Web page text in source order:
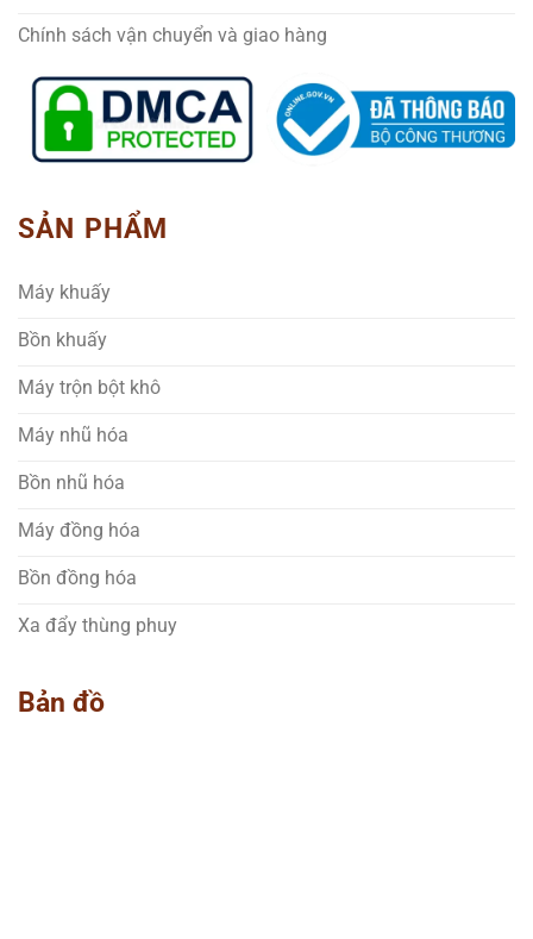
Chính sách vận chuyển và giao hàng
SẢN PHẨM
Máy khuấy
Bồn khuấy
Máy trộn bột khô
Máy nhũ hóa
Bồn nhũ hóa
Máy đồng hóa
Bồn đồng hóa
Xa đẩy thùng phuy
Bản đồ